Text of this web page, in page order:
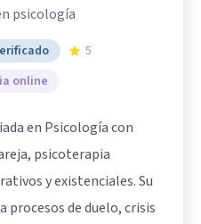
psicología
5
online
en Psicología con
psicoterapia
y existenciales. Su
procesos de duelo, crisis